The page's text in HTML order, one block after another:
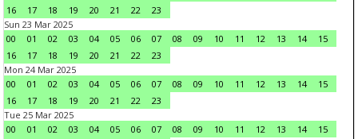
16
17 18 19 20 21 22
23
Sun 23 Mar 2025
00
01 02 03 04 05 06 07 08 09 10 11 12 13 14
15
16
17 18 19 20 21 22
23
Mon 24 Mar 2025
00
01 02 03 04 05 06 07 08 09 10 11 12 13 14
15
16
17 18 19 20 21 22
23
Tue 25 Mar 2025
00
01 02 03 04 05 06 07 08 09 10 11 12 13 14
15